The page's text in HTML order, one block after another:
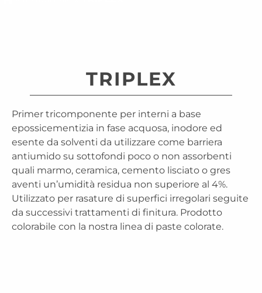
TRIPLEX
Primer tricomponente per interni a base
epossicementizia in fase acquosa, inodore ed
esente da solventi da utilizzare come barriera
antiumido su sottofondi poco o non assorbenti
quali marmo, ceramica, cemento lisciato o gres
aventi un’umidità residua non superiore al 4%.
Utilizzato per rasature di superfici irregolari seguite
da successivi trattamenti di finitura. Prodotto
colorabile con la nostra linea di paste colorate.